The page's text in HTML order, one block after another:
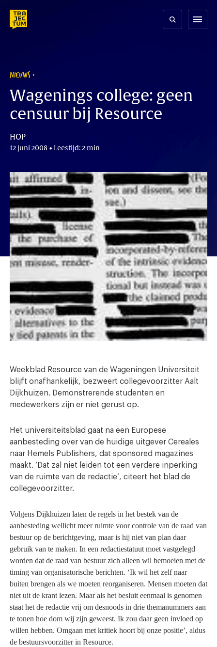
content
menu
NIEUWS
Wagenings college: geen
censuur bij Resource
HOP
12 juni 2008 • Leestijd: 2 min
Weekblad Resource van de Wageningen Universiteit
blijft onafhankelijk, bezweert collegevoorzitter Aalt
Dijkhuizen. Demonstrerende studenten en
medewerkers zijn er niet gerust op.
Het universiteitsblad gaat na een Europese
aanbesteding over van de huidige uitgever Cereales
naar Hemels Publishers, dat sponsored magazines
maakt. ‘Dat zal niet leiden tot een verdere inperking
van de ruimte van de redactie’, citeert het blad de
collegevoorzitter.
Volgens Dijkhuizen laten de regels in het bestek van de
aanbesteding wellicht meer ruimte voor controle van de raad van
bestuur op de berichtgeving, maar is hij niet van plan daar
gebruik van te maken. In een redactiestatuut moet vastgelegd
worden dat de raad van bestuur zich alleen wil bemoeien met de
timing van organisatorische berichten. ‘Ik wil het zelf naar
buiten brengen als we moeten reorganiseren. Mensen moeten dat
niet uit de krant lezen. Maar als het besluit eenmaal is genomen
staat het de redactie vrij om desnoods in drie themanummers aan
te tonen hoe dom wij zijn geweest. Ik zou daar geen invloed op
willen hebben. Omgaan met kritiek hoort bij onze positie’, aldus
de bestuursvoorzitter in Resource.